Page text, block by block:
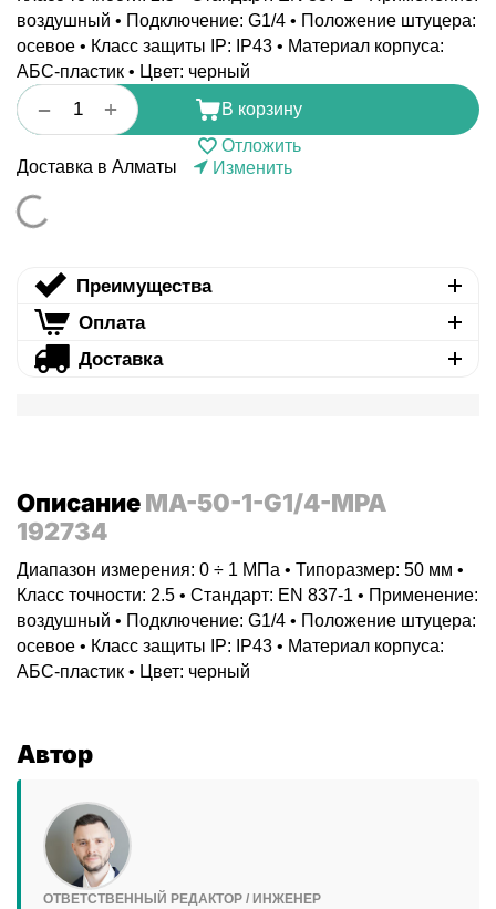
воздушный • Подключение: G1/4 • Положение штуцера:
осевое • Класс защиты IP: IP43 • Материал корпуса:
АБС-пластик • Цвет: черный
+
−
В корзину
Отложить
Доставка в Алматы
Изменить
Преимущества
Оплата
Доставка
ОписаниеMA-50-1-G1/4-MPA
192734
Диапазон измерения: 0 ÷ 1 МПа • Типоразмер: 50 мм •
Класс точности: 2.5 • Стандарт: EN 837-1 • Применение:
воздушный • Подключение: G1/4 • Положение штуцера:
осевое • Класс защиты IP: IP43 • Материал корпуса:
АБС-пластик • Цвет: черный
Автор
ОТВЕТСТВЕННЫЙ РЕДАКТОР / ИНЖЕНЕР